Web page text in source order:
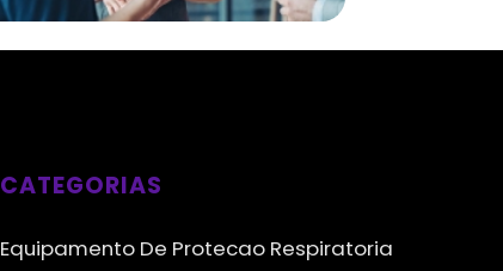
CATEGORIAS
Equipamento De Protecao Respiratoria